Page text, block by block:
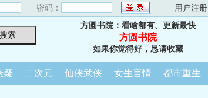
密码： 用户注册
方圆书院：看啥都有、更新最快
方圆书院
如果你觉得好，恳请收藏
疑 二次元 仙侠武侠 女生言情 都市重生